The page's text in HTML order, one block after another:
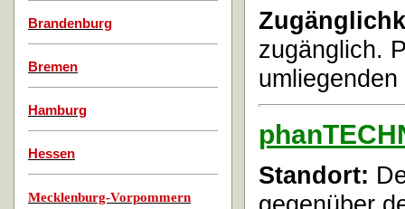
Brandenburg
Bremen
Hamburg
Hessen
Mecklenburg-Vorpommern
zugänglich.
Standort: